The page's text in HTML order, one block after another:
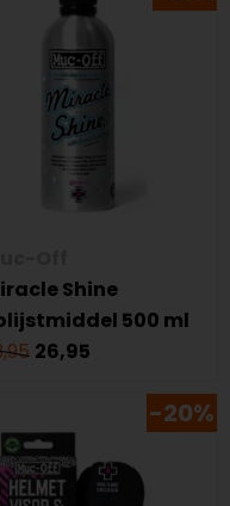
Shine
500 ml
26,95
-20%